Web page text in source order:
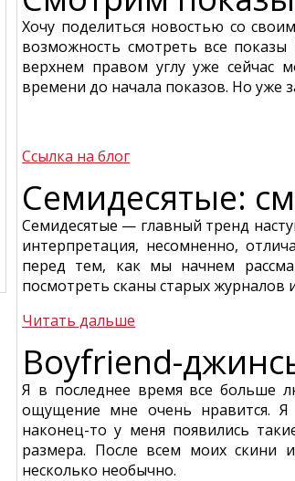
Хочу поделиться новостью со
возможность смотреть все
верхнем правом углу уже сейчас
времени до начала показов. Но уже
Ссылка на блог
Семидесятые:
Семидесятые — главный тренд
интерпретация, несомненно,
перед тем, как мы начнем
посмотреть сканы старых журналов
Читать дальше
Boyfriend-
Я в последнее время все больше
ощущение мне очень нравится.
наконец-то у меня появились
размера. После всем моих скини
несколько необычно.